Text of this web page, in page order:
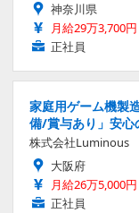
神奈川県
月給29万3,700
正社員
家庭用ゲーム機製
備/賞与あり」安心
株式会社Luminous
大阪府
月給26万5,000
正社員